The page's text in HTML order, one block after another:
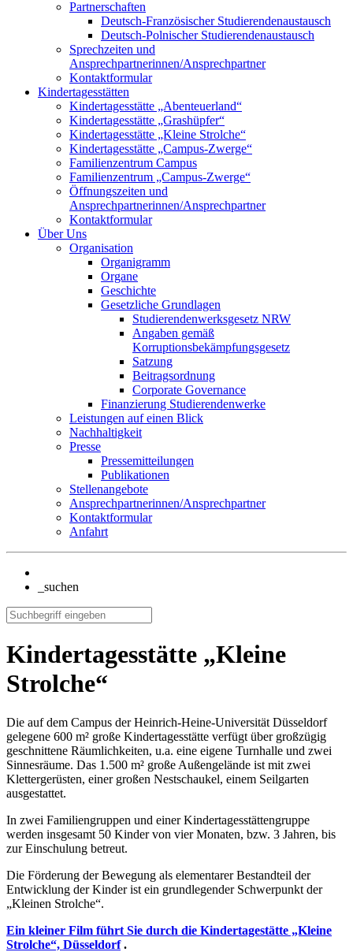
Partnerschaften
Deutsch-Französischer Studierendenaustausch
Deutsch-Polnischer Studierendenaustausch
Sprechzeiten und
Ansprechpartnerinnen/Ansprechpartner
Kontaktformular
Kindertagesstätten
Kindertagesstätte „Abenteuerland“
Kindertagesstätte „Grashüpfer“
Kindertagesstätte „Kleine Strolche“
Kindertagesstätte „Campus-Zwerge“
Familienzentrum Campus
Familienzentrum „Campus-Zwerge“
Öffnungszeiten und
Ansprechpartnerinnen/Ansprechpartner
Kontaktformular
Über Uns
Organisation
Organigramm
Organe
Geschichte
Gesetzliche Grundlagen
Studierendenwerksgesetz NRW
Angaben gemäß
Korruptionsbekämpfungsgesetz
Satzung
Beitragsordnung
Corporate Governance
Finanzierung Studierendenwerke
Leistungen auf einen Blick
Nachhaltigkeit
Presse
Pressemitteilungen
Publikationen
Stellenangebote
Ansprechpartnerinnen/Ansprechpartner
Kontaktformular
Anfahrt
_suchen
Kindertagesstätte „Kleine
Strolche“
Die auf dem Campus der Heinrich-Heine-Universität Düsseldorf
gelegene 600 m² große Kindertagesstätte verfügt über großzügig
geschnittene Räumlichkeiten, u.a. eine eigene Turnhalle und zwei
Sinnesräume. Das 1.500 m² große Außengelände ist mit zwei
Klettergerüsten, einer großen Nestschaukel, einem Seilgarten
ausgestattet.
In zwei Familiengruppen und einer Kindertagesstättengruppe
werden insgesamt 50 Kinder von vier Monaten, bzw. 3 Jahren, bis
zur Einschulung betreut.
Die Förderung der Bewegung als elementarer Bestandteil der
Entwicklung der Kinder ist ein grundlegender Schwerpunkt der
„Kleinen Strolche“.
Ein kleiner Film führt Sie durch die Kindertagestätte „Kleine
Strolche“, Düsseldorf.